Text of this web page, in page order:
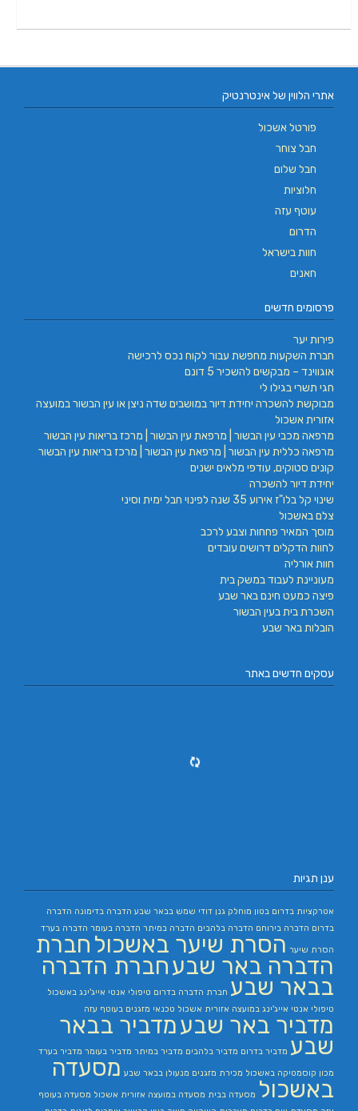
אתרי הלווין של אינטרנטיק
פורטל אשכול
חבל צוחר
חבל שלום
חלוציות
עוטף עזה
הדרום
חוות בישראל
חאנים
פרסומים חדשים
פירות יער
חברת השקעות מחפשת עבור לקוח נכס לרכישה
אוגווינד – מבקשים להשכיר 5 דונם
חגי תשרי בגילו לי
מבוקשת להשכרה יחידת דיור במושבים שדה ניצן או עין הבשור במועצה
אזורית אשכול
מרפאה מכבי עין הבשור | מרפאת עין הבשור | מרכז בריאות עין הבשור
מרפאה כללית עין הבשור | מרפאת עין הבשור | מרכז בריאות עין הבשור
קונים סטוקים, עודפי מלאים ישנים
יחידת דיור להשכרה
שינוי קל בלו"ז אירוע 35 שנה לפינוי חבל ימית וסיני
צלם באשכול
מוסך המאיר פחחות וצבע לרכב
לחוות הדקלים דרושים עובדים
חוות אורליה
מעוניינת לעבוד במשק בית
פיצה כמעט חינם באר שבע
השכרת בית בעין הבשור
הובלות באר שבע
עסקים חדשים באתר
ענן תגיות
אטרקציות בדרום בטון מוחלק גנן דודי שמש בבאר שבע הדברה בדימונה הדברה
בדרום הדברה בירוחם הדברה בלהבים הדברה במיתר הדברה בעומר הדברה בערד
הסרת שיער הסרת שיער באשכול חברת
הדברה באר שבעחברת הדברה
בבאר שבע חברת הדברה בדרום טיפולי אנטי אייג'ינג באשכול
טיפולי אנטי אייג'ינג במועצה אזורית אשכול טכנאי מזגנים בעוטף עזה
מדביר באר שבעמדביר בבאר
שבע מדביר בדרום מדביר בלהבים מדביר במיתר מדביר בעומר מדביר בערד
מכון קוסמטיקה באשכול מכירת מזגנים מנעולן בבאר שבע מסעדה
באשכול מסעדה בבית מסעדה במועצה אזורית אשכול מסעדה בעוטף